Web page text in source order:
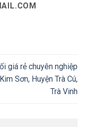
giá rẻ chuyên nghiệp
Sơn, Huyện Trà Cú,
Trà Vinh